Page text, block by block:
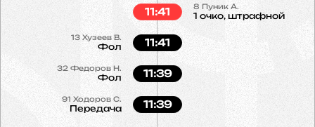
8 Пуник А.
1 очко, штрафной
11:41
13 Хузеев В.
Фол 11:41
32 Федоров Н.
Фол 11:39
91 Ходоров С.
Передача 11:39